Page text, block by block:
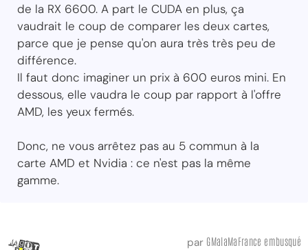
de la RX 6600. A part le CUDA en plus, ça
vaudrait le coup de comparer les deux cartes,
parce que je pense qu'on aura très très peu de
différence.
Il faut donc imaginer un prix à 600 euros mini. En
dessous, elle vaudra le coup par rapport à l'offre
AMD, les yeux fermés.
Donc, ne vous arrêtez pas au 5 commun à la
carte AMD et Nvidia : ce n'est pas la même
gamme.
par GMalaMaFrance embusqué